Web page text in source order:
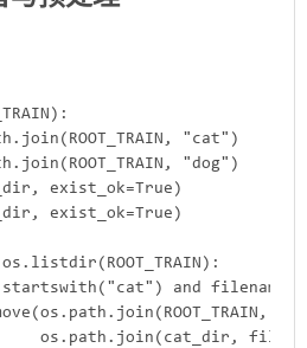
"cat")
"dog")
exist_ok=True)
exist_ok=True)
and
os.path.join(cat_dir,